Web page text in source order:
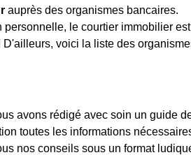
auprès des organismes bancaires.
le courtier immobilier
D'ailleurs, voici la liste des
avons rédigé avec soin un guide
toutes les informations
nos conseils sous un format